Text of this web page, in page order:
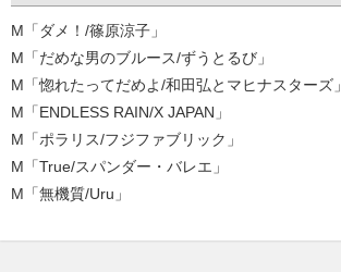
M「ダメ！/篠原涼子」
M「だめな男のブルース/ずうとるび」
M「惚れたってだめよ/和田弘とマヒナスターズ」
M「ENDLESS RAIN/X JAPAN」
M「ポラリス/フジファブリック」
M「True/スパンダー・バレエ」
M「無機質/Uru」